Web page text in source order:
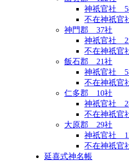
神祇官社
不在神祇
神門郡 37社
神祇官社
不在神祇
飯石郡 21社
神祇官社 5
不在神祇
仁多郡 10社
神祇官社 2
不在神祇
大原郡 29社
神祇官社
不在神祇
延喜式神名帳